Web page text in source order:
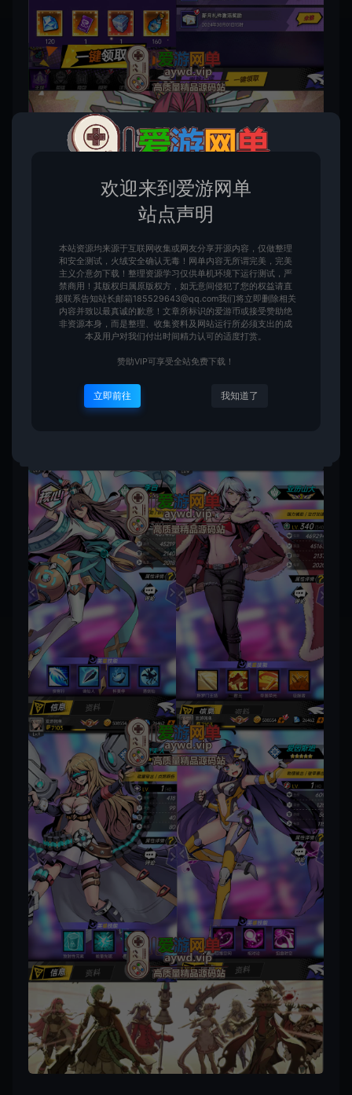
欢迎来到爱游网单
站点声明
本站资源均来源于互联网收集或网友分享开源内容，仅做整理
和安全测试，火绒安全确认无毒！网单内容无所谓完美，完美
主义介意勿下载！整理资源学习仅供单机环境下运行测试，严
禁商用！其版权归属原版权方，如无意间侵犯了您的权益请直
接联系告知站长邮箱185529643@qq.com我们将立即删除相关
内容并致以最真诚的歉意！文章所标识的爱游币或接受赞助绝
非资源本身，而是整理、收集资料及网站运行所必须支出的成
本及用户对我们付出时间精力认可的适度打赏。
赞助VIP可享受全站免费下载！
立即前往 我知道了